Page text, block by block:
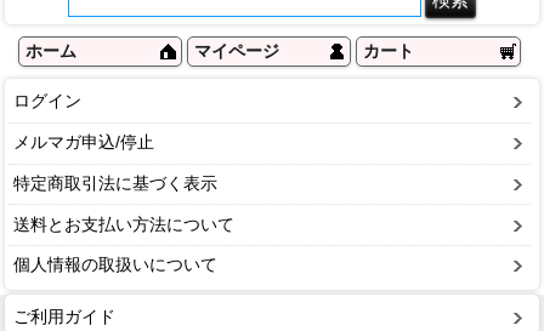
ホーム マイページ カート
ログイン
メルマガ申込/停止
特定商取引法に基づく表示
送料とお支払い方法について
個人情報の取扱いについて
ご利用ガイド